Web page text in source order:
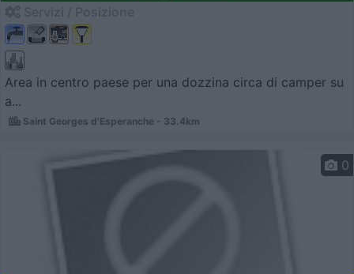
Area in centro paese per una dozzina circa di camper su
a...
Saint Georges d'Esperanche - 33.4km
0